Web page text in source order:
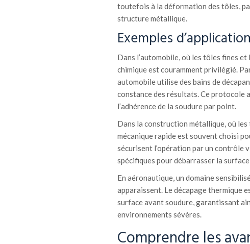
toutefois à la déformation des tôles,
structure métallique.
Exemples
Dans l’automobile, où les tôles fines
chimique est couramment privilégié.
automobile utilise des bains de
constance des résultats. Ce protocole
l’adhérence de la soudure par point.
Dans la construction métallique, où
mécanique rapide est souvent choisi
sécurisent l’opération par un contrôle
spécifiques pour débarrasser la
En aéronautique, un domaine
apparaissent. Le décapage thermique
surface avant soudure, garantissant
environnements sévères.
Comprendre les